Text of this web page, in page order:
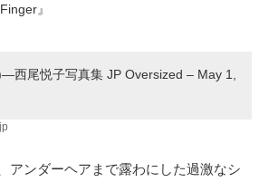
』
西尾悦子写真集 JP Oversized – May 1,
アンダーヘアまで露わにした過激なシ